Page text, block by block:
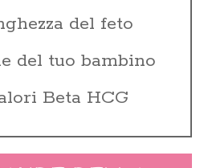
del feto
del tuo bambino
Beta HCG